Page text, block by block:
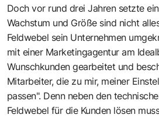
Doch vor rund drei Jahren setzte
Wachstum und Größe sind nicht
Feldwebel sein Unternehmen
mit einer Marketingagentur am
Wunschkunden gearbeitet und
Mitarbeiter, die zu mir, meiner
passen". Denn neben den
Feldwebel für die Kunden lösen